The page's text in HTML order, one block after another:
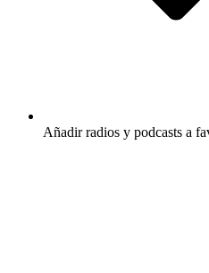
Añadir radios y podcasts a